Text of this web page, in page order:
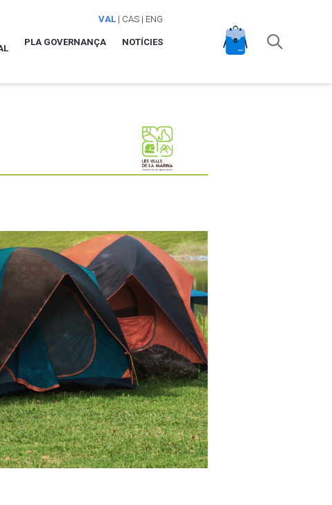
VAL| CAS| ENG
PLA GOVERNANÇA NOTÍCIES